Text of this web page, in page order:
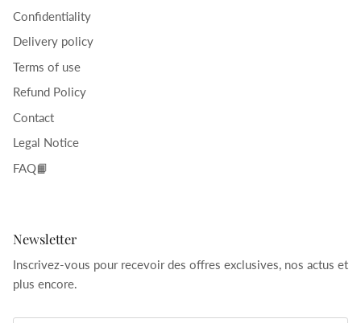
Confidentiality
Delivery policy
Terms of use
Refund Policy
Contact
Legal Notice
FAQ📙
Newsletter
Inscrivez-vous pour recevoir des offres exclusives, nos actus et
plus encore.